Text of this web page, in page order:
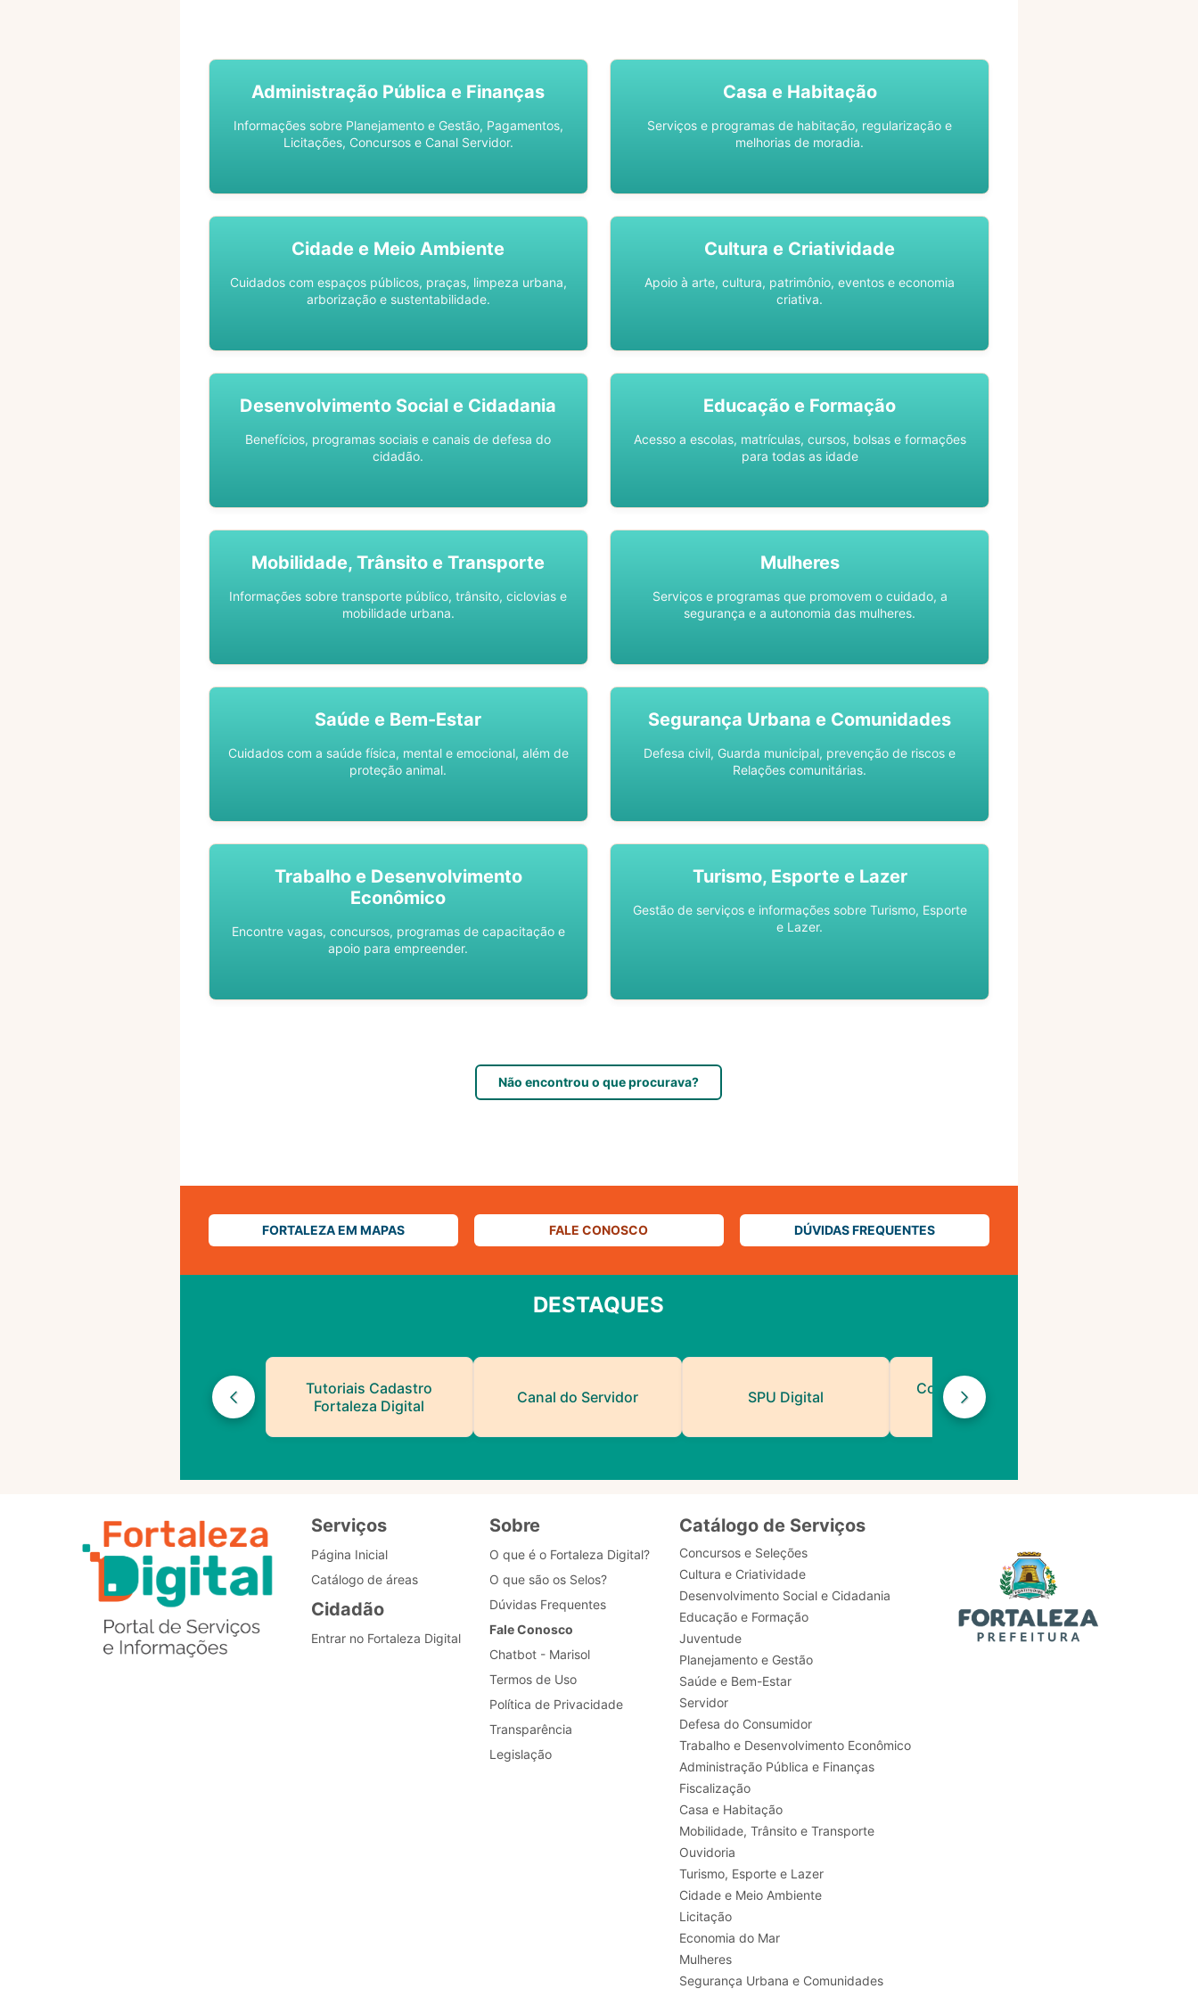
Administração Pública e Finanças
Informações sobre Planejamento e Gestão, Pagamentos,
Licitações, Concursos e Canal Servidor.
Casa e Habitação
Serviços e programas de habitação, regularização e
melhorias de moradia.
Cidade e Meio Ambiente
Cuidados com espaços públicos, praças, limpeza urbana,
arborização e sustentabilidade.
Cultura e Criatividade
Apoio à arte, cultura, patrimônio, eventos e economia
criativa.
Desenvolvimento Social e Cidadania
Benefícios, programas sociais e canais de defesa do
cidadão.
Educação e Formação
Acesso a escolas, matrículas, cursos, bolsas e formações
para todas as idade
Mobilidade, Trânsito e Transporte
Informações sobre transporte público, trânsito, ciclovias e
mobilidade urbana.
Mulheres
Serviços e programas que promovem o cuidado, a
segurança e a autonomia das mulheres.
Saúde e Bem-Estar
Cuidados com a saúde física, mental e emocional, além de
proteção animal.
Segurança Urbana e Comunidades
Defesa civil, Guarda municipal, prevenção de riscos e
Relações comunitárias.
Trabalho e Desenvolvimento
Econômico
Encontre vagas, concursos, programas de capacitação e
apoio para empreender.
Turismo, Esporte e Lazer
Gestão de serviços e informações sobre Turismo, Esporte
e Lazer.
Não encontrou o que procurava?
FORTALEZA EM MAPAS FALE CONOSCO DÚVIDAS FREQUENTES
DESTAQUES
Tutoriais Cadastro
Fortaleza Digital
Canal do Servidor SPU Digital
Contatos de Protocolo
da PMF
Serviços
Página Inicial
Catálogo de áreas
Cidadão
Entrar no Fortaleza Digital
Sobre
O que é o Fortaleza Digital?
O que são os Selos?
Dúvidas Frequentes
Fale Conosco
Chatbot - Marisol
Termos de Uso
Política de Privacidade
Transparência
Legislação
Catálogo de Serviços
Concursos e Seleções
Cultura e Criatividade
Desenvolvimento Social e Cidadania
Educação e Formação
Juventude
Planejamento e Gestão
Saúde e Bem-Estar
Servidor
Defesa do Consumidor
Trabalho e Desenvolvimento Econômico
Administração Pública e Finanças
Fiscalização
Casa e Habitação
Mobilidade, Trânsito e Transporte
Ouvidoria
Turismo, Esporte e Lazer
Cidade e Meio Ambiente
Licitação
Economia do Mar
Mulheres
Segurança Urbana e Comunidades